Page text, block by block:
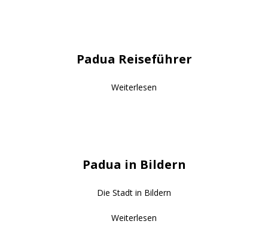
Padua Reiseführer
Weiterlesen
Padua in Bildern
Die Stadt in Bildern
Weiterlesen